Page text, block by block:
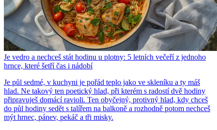
Je vedro a nechceš stát hodinu u plotny: 5 letních večeří z jednoho
hrnce, které šetří čas i nádobí
Je půl sedmé, v kuchyni je pořád teplo jako ve skleníku a ty máš
hlad. Ne takový ten poetický hlad, při kterém s radostí dvě hodiny
připravuješ domácí ravioli. Ten obyčejný, protivný hlad, kdy chceš
do půl hodiny sedět s talířem na balkoně a rozhodně potom nechceš
mýt hrnec, pánev, pekáč a tři misky.